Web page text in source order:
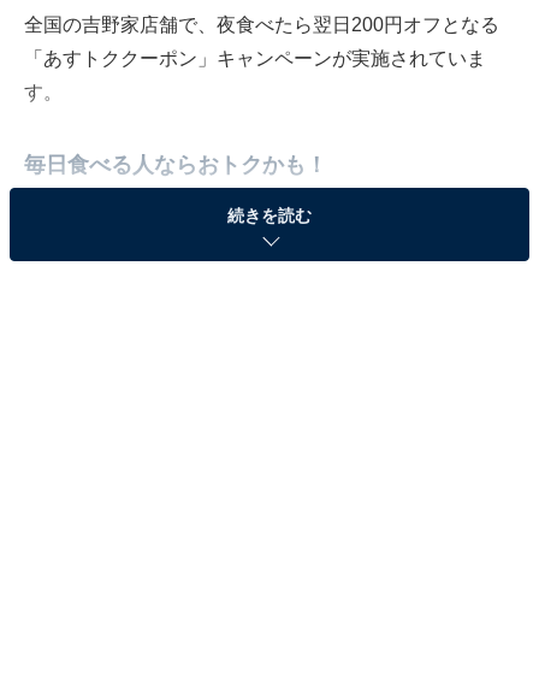
全国の吉野家店舗で、夜食べたら翌日200円オフとなる
「あすトククーポン」キャンペーンが実施されていま
す。
毎日食べる人ならおトクかも！
「あすトククーポン」キャンペーンは、6月5日17:00～8
月31日23:00まで、約3カ月と長めの期間で実施。（※一
続きを読む